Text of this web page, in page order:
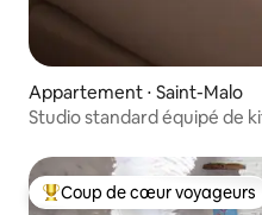
Appartement ⋅ Saint-Malo
Studio standard équipé de
Coups de cœur voyageurs
Coup de cœur voyageurs